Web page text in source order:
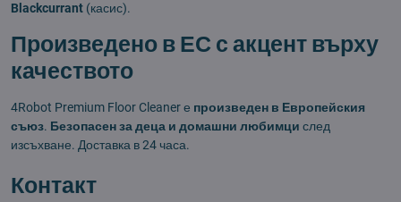
Blackcurrant (касис).
Произведено в ЕС с акцент върху
качеството
4Robot Premium Floor Cleaner е произведен в Европейския
съюз. Безопасен за деца и домашни любимци след
изсъхване. Доставка в 24 часа.
Контакт